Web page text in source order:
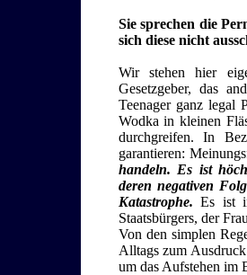
Sie sprechen die
sich diese nicht
Wir stehen hier
Gesetzgeber, das
Teenager ganz legal
Wodka in kleinen
durchgreifen. In
garantieren:
handeln. Es ist
deren negativen
Katastrophe. Es ist
Staatsbürgers, der
Von den simplen
Alltags zum
um das Aufstehen im